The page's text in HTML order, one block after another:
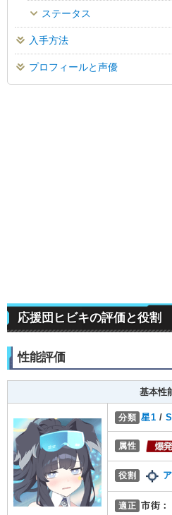
ステータス
入手方法
プロフィールと声優
応援団ヒビキの評価と役割
性能評価
基本性
分類 星1 /
属性
役割
適正 市街：